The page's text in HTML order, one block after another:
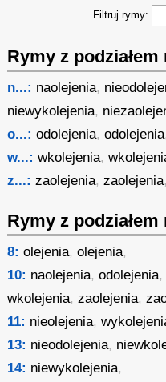
Filtruj rymy:
Rymy z
n...: naolejenia,
niewykolejenia,
o...: odolejenia,odolejenia
w...: wkolejenia,
z...: zaolejenia,zaolejenia,
Rymy z
8: olejenia,olejenia,
10: naolejenia,odolejenia
wkolejenia,zaolejenia,
11: nieolejenia,
13: nieodolejenia,
14: niewykolejenia,